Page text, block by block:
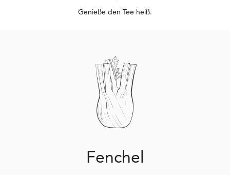
Genieße den Tee heiß.
Fenchel